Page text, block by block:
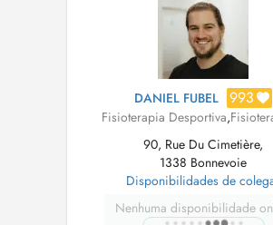
Experience: 202...
DANIEL FUBEL 993
Fisioterapia Desportiva,
90, Rue Du Cimetière,
1338 Bonnevoie
Disponibilidades de
Nenhuma disponibilidade